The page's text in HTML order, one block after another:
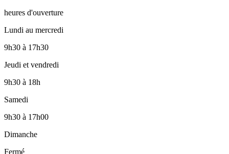
heures d'ouverture
Lundi au mercredi
9h30 à 17h30
Jeudi et vendredi
9h30 à 18h
Samedi
9h30 à 17h00
Dimanche
Fermé